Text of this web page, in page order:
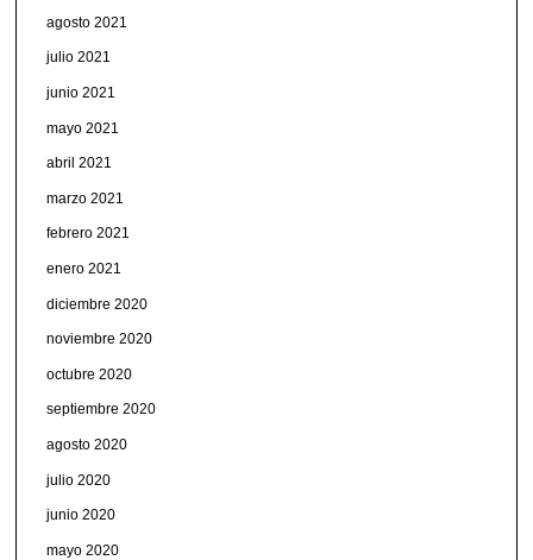
agosto 2021
julio 2021
junio 2021
mayo 2021
abril 2021
marzo 2021
febrero 2021
enero 2021
diciembre 2020
noviembre 2020
octubre 2020
septiembre 2020
agosto 2020
julio 2020
junio 2020
mayo 2020